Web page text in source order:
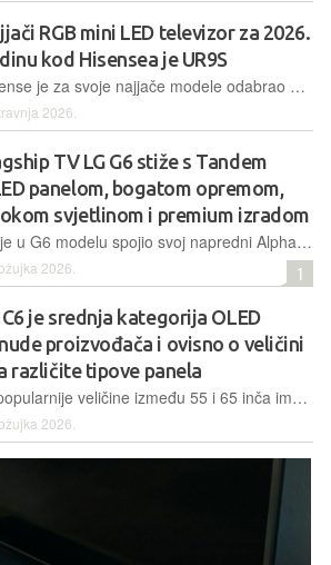
RGB mini LED televizor za 2026.
kod Hisensea je UR9S
Hisense je za svoje najjače modele odabrao RGB mini LED tehnologiju, a kao ključne prednosti istaknuo je do 5000 cd/m2 vršne svjetline i pokrivanje čak 100% BT.2020 spektra boja. Uz to, ovaj flagship ima vrlo bogatu opremu, HDR i gaming podršku te 170 Hz stopu osvježavanja panela
2026.
TV LG G6 stiže s Tandem
panelom, bogatom opremom,
svjetlinom i premium izradom
LG je u G6 modelu spojio svoj napredni Alpha 11 procesor s Primary RGB Tandem OLED panelom i uz 12-bitno procesiranje postigao napredniji prikaz boje, visoku svjetlinu i još bolju reprodukciju HDR sadržaja. I dalje se radi o ultra tankom TV-u koji ima i bogate gaming mogućnosti
2026. 1
C6 je srednja kategorija OLED
proizvođača i ovisno o veličini
različite tipove panela
Napopularnije veličine između 55 i 65 inča imaju klasičan WOLED panel, dok 77 i 83 inča stižu s novijom i naprednijom Tandem OLED tehnologijom. Ipak, i „obični“ OLED zahvaljujući novom snažnom procesoru ima zamjetno višu svjetlinu i bolji prikaz u odnosu na prošlu generaciju
2026.